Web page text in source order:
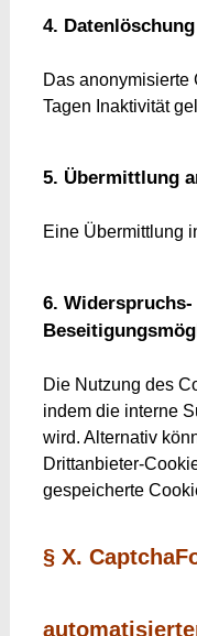
4.
Das anonymisierte
Tagen Inaktivität
5. Übermittlung
Eine Übermittlung
6. Widerspruchs-
Die Nutzung des
indem die interne
wird. Alternativ
Drittanbieter-
gespeicherte
§ X.